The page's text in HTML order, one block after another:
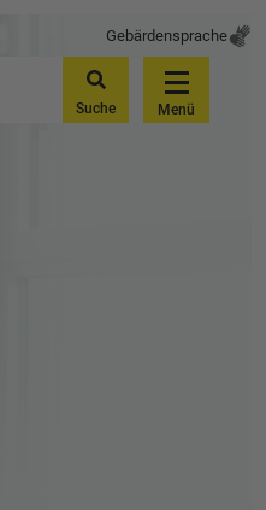
Gebärdensprache
Suche Menü